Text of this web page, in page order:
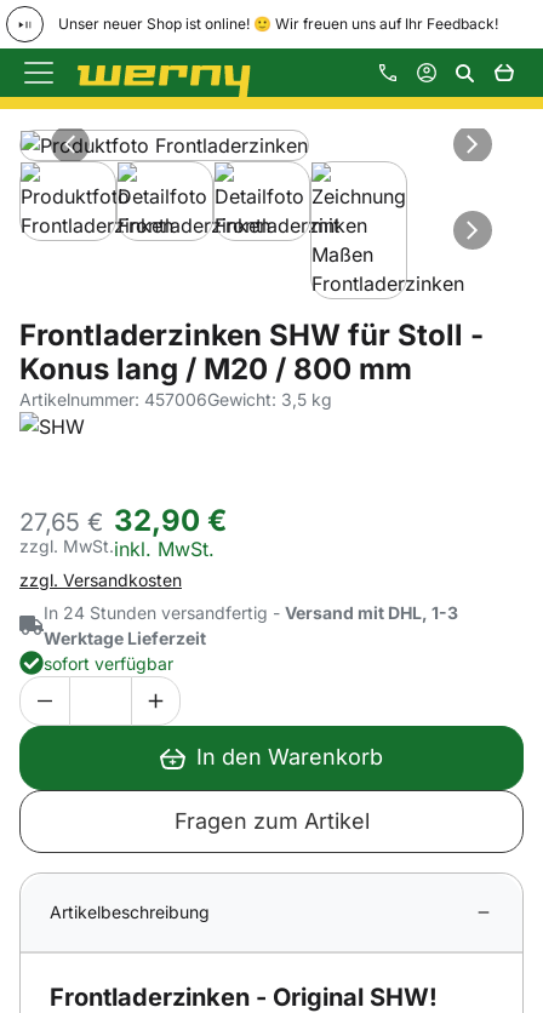
Unser neuer Shop ist online! 🙂 Wir freuen uns auf Ihr Feedback!
Zum Hauptinhalt springen
Produktgalerie
Zur Kaufbox springen
Frontladerzinken SHW für Stoll -
Konus lang / M20 / 800 mm
Artikelnummer: 457006Gewicht: 3,5 kg
27,65 €
zzgl. MwSt.
32,90 €
Steuerhinweis:
inkl. MwSt.
zzgl. Versandkosten
In 24 Stunden versandfertig - Versand mit DHL, 1-3
Werktage Lieferzeit
sofort verfügbar
In den Warenkorb
Fragen zum Artikel
Artikelbeschreibung
Frontladerzinken - Original SHW!